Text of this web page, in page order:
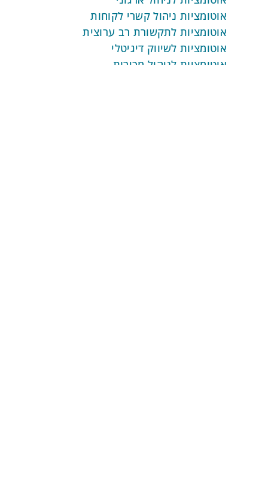
אוטומציות ניהול קשרי לקוחות
אוטומציות לתקשורת רב ערוצית
אוטומציות לשיווק דיגיטלי
אוטומציות לניהול מכירות